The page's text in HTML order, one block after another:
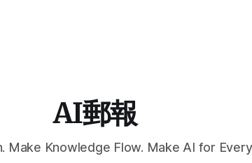
AI郵報
Make Knowledge Flow. Make AI for